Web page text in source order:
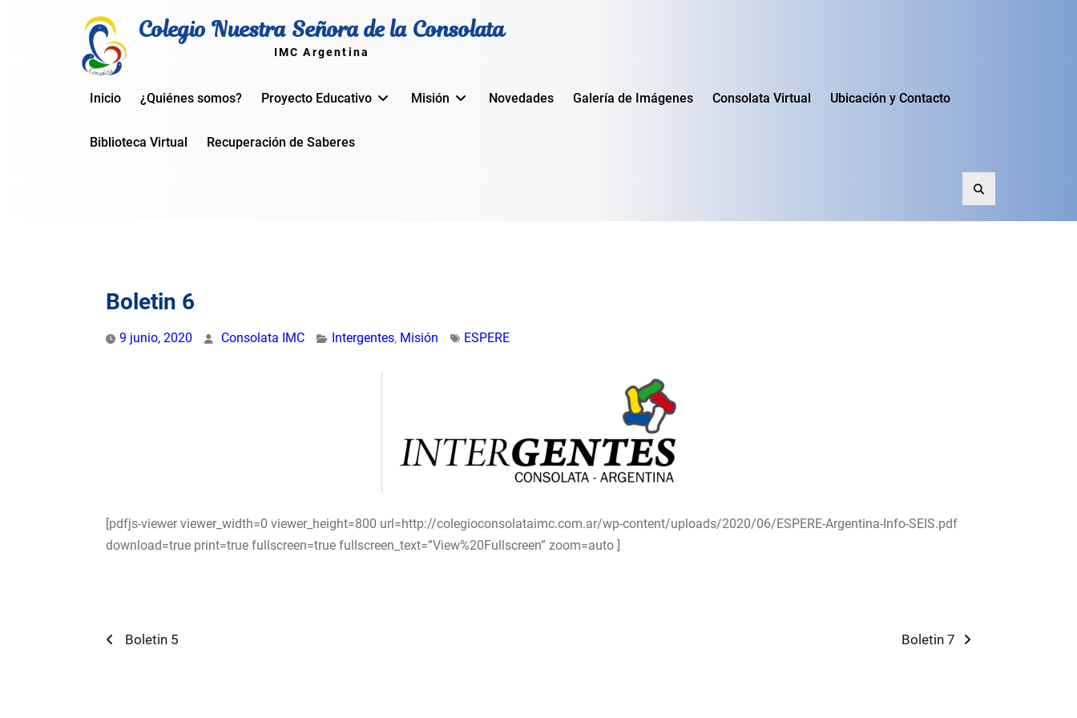
Colegio Nuestra Señora de la Consolata
IMC Argentina
Inicio ¿Quiénes somos? Proyecto Educativo Misión Novedades Galería de Imágenes Consolata Virtual Ubicación y Contacto
Biblioteca Virtual Recuperación de Saberes
Boletin 6
9 junio, 2020 Consolata IMC Intergentes, Misión ESPERE
[pdfjs-viewer viewer_width=0 viewer_height=800 url=http://colegioconsolataimc.com.ar/wp-content/uploads/2020/06/ESPERE-Argentina-Info-SEIS.pdf
download=true print=true fullscreen=true fullscreen_text=”View%20Fullscreen” zoom=auto ]
Navegación
Previous
Boletin 5
Next
Boletin 7